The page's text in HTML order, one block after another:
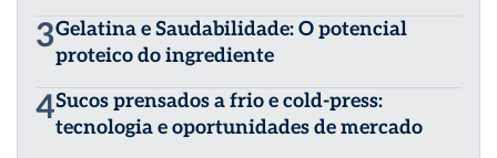
3Gelatina e Saudabilidade: O potencial
proteico do ingrediente
4Sucos prensados a frio e cold-press:
tecnologia e oportunidades de mercado